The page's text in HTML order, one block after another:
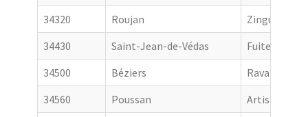
34320
Roujan
Zingueur
34430
Saint-Jean-de-Védas
Fuite toiture
34500
Béziers
Ravalement
34560
Poussan
Artisan